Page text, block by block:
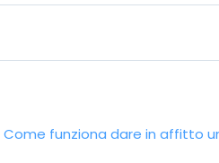
Come funziona dare in affitto